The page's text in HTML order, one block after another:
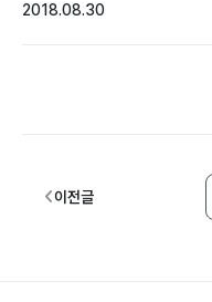
2018.08.30
이전글